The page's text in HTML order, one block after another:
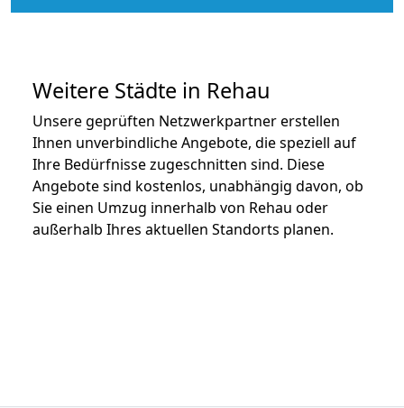
Weitere Städte in Rehau
Unsere geprüften Netzwerkpartner erstellen
Ihnen unverbindliche Angebote, die speziell auf
Ihre Bedürfnisse zugeschnitten sind. Diese
Angebote sind kostenlos, unabhängig davon, ob
Sie einen Umzug innerhalb von Rehau oder
außerhalb Ihres aktuellen Standorts planen.